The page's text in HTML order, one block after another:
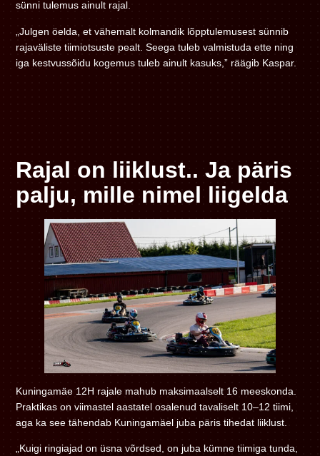
sünni tulemus ainult rajal.
„Julgen öelda, et vähemalt kolmandik lõpptulemusest sünnib
rajaväliste tiimiotsuste pealt. Seega tuleb valmistuda ette ning
iga kestvussõidu kogemus tuleb ainult kasuks,” räägib Kaspar.
Rajal on liiklust.. Ja päris
palju, mille nimel liigelda
Kuningamäe 12H rajale mahub maksimaalselt 16 meeskonda.
Praktikas on viimastel aastatel osalenud tavaliselt 10–12 tiimi,
aga ka see tähendab Kuningamäel juba päris tihedat liiklust.
„Kuigi ringiajad on üsna võrdsed, on juba kümne tiimiga tunda,